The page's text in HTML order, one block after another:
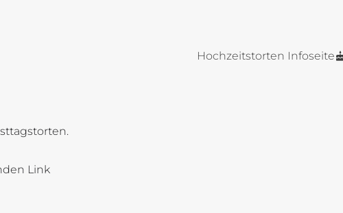
Link
Hochzeitstorten Infoseite